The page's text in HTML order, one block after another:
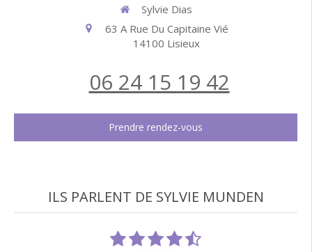
Sylvie Dias
63 A Rue Du Capitaine Vié
14100 Lisieux
06 24 15 19 42
Prendre rendez-vous
ILS PARLENT DE SYLVIE MUNDEN